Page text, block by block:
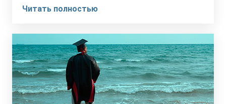
Читать полностью